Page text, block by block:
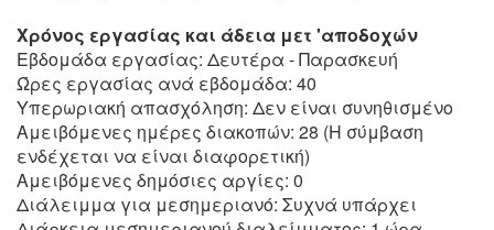
Χρόνος εργασίας και άδεια μετ 'αποδοχών
Εβδομάδα εργασίας: Δευτέρα - Παρασκευή
Ώρες εργασίας ανά εβδομάδα: 40
Υπερωριακή απασχόληση: Δεν είναι συνηθισμένο
Αμειβόμενες ημέρες διακοπών: 28 (Η σύμβαση
ενδέχεται να είναι διαφορετική)
Αμειβόμενες δημόσιες αργίες: 0
Διάλειμμα για μεσημεριανό: Συχνά υπάρχει